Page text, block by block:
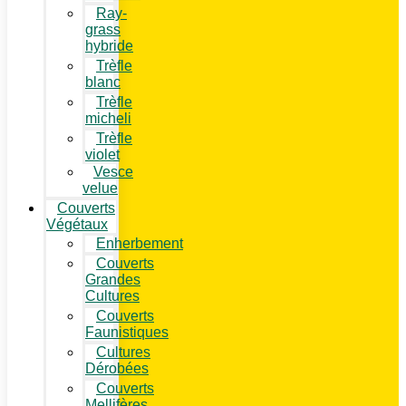
Ray-
grass
hybride
Trèfle
blanc
Trèfle
micheli
Trèfle
violet
Vesce
velue
Couverts
Végétaux
Enherbement
Couverts
Grandes
Cultures
Couverts
Faunistiques
Cultures
Dérobées
Couverts